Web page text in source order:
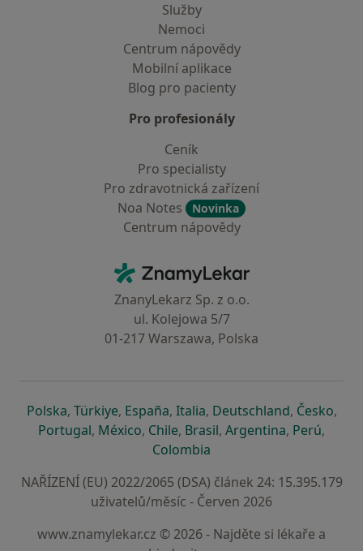
Služby
Nemoci
Centrum nápovědy
Mobilní aplikace
Blog pro pacienty
Pro profesionály
Ceník
Pro specialisty
Pro zdravotnická zařízení
Noa Notes
Novinka
Centrum nápovědy
ZnamyLekar - Hlavní stránka
ZnanyLekarz Sp. z o.o.
ul. Kolejowa 5/7
01-217 Warszawa, Polska
Polskase otevře v nové záložce
, Türkiyese otevře v nové záložce
, Españase otevře v nové záložce
, Italiase otevře v nové záložce
, Deutschlandse otevře v
, Českose
,
Portugalse otevře v nové záložce
, Méxicose otevře v nové záložce
, Chilese otevře v nové záložce
, Brasilse otevře v nové
, Argentinase otevře v
, Perúse
,
Colombia
NAŘÍZENÍ (EU) 2022/2065 (DSA) článek 24: 15.395.179
uživatelů/měsíc - Červen 2026
www.znamylekar.cz © 2026 - Najděte si lékaře a